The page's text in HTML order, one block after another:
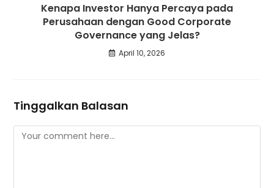
Kenapa Investor Hanya Percaya pada
Perusahaan dengan Good Corporate
Governance yang Jelas?
April 10, 2026
Tinggalkan Balasan
Comment